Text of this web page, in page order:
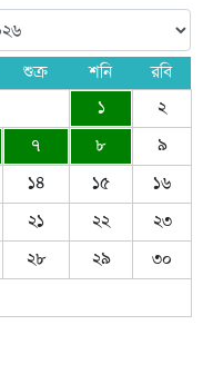
শুক্র শনি
রবি
১
২
৭ ৮
৯
১৪ ১৫
১৬
২১ ২২
২৩
২৮ ২৯
৩০